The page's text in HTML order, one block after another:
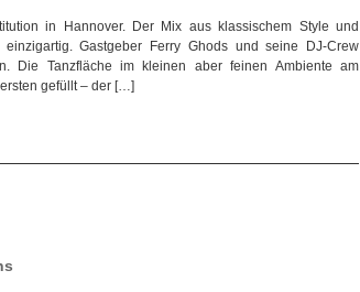
in Hannover. Der Mix aus klassischem Style und
Gastgeber Ferry Ghods und seine DJ-Crew
Die Tanzfläche im kleinen aber feinen Ambiente am
gefüllt – der […]